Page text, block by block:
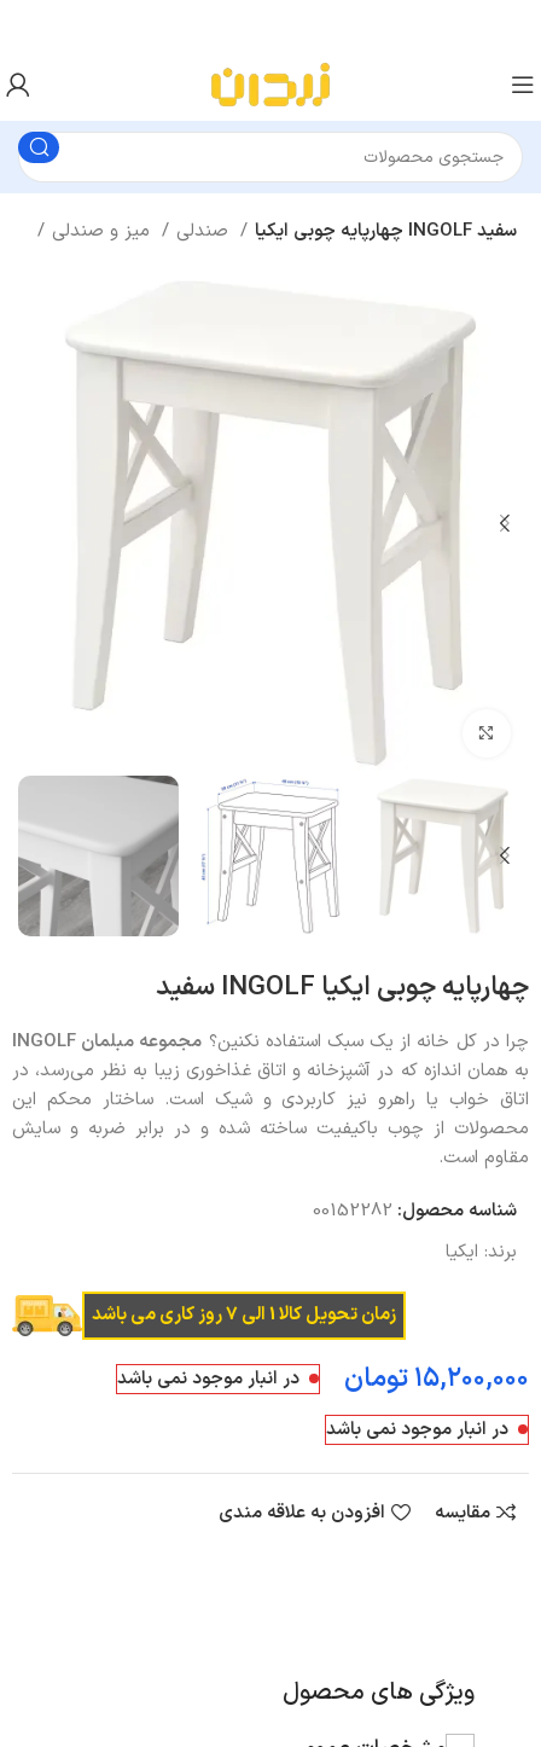
چهارپایه چوبی ایکیا INGOLF سفید
چهارپایه چوبی ایکیا INGOLF سفید
چرا در کل خانه از یک سبک استفاده نکنین؟ مجموعه مبلمان INGOLF
به همان اندازه که در آشپزخانه و اتاق غذاخوری زیبا به نظر می‌رسد، در
اتاق خواب یا راهرو نیز کاربردی و شیک است. ساختار محکم این
محصولات از چوب باکیفیت ساخته شده و در برابر ضربه و سایش
مقاوم است.
شناسه محصول: 00152282
برند: ایکیا
زمان تحویل کالا 1 الی 7 روز کاری می باشد
تومان
در انبار موجود نمی باشد
در انبار موجود نمی باشد
مقایسه افزودن به علاقه مندی
ویژگی های محصول